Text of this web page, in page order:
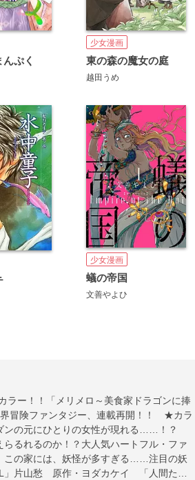
ぷく
少女漫画
東の森の魔女の庭
越田うめ
少女漫画
蟻の帝国
文善やよひ
ー！！「メリメロ～美食家ドラゴンに捧
冒険ファンタジー、連載再開！！ ★カラ
ンの元にひとりの女性が現れる……！？
るれるのか！？大人気ハートフル・ファ
の家には、妖怪が多すぎる……注目の妖
片山愁 原作・ヨダカケイ 「人間たれ